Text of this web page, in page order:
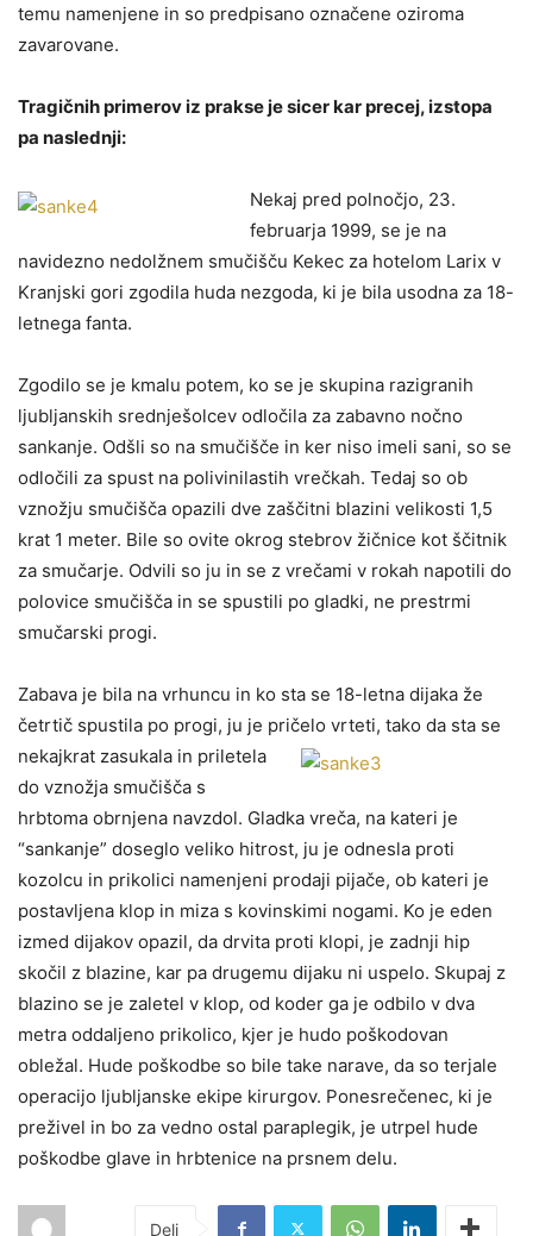
temu namenjene in so predpisano označene oziroma
zavarovane.
Tragičnih primerov iz prakse je sicer kar precej, izstopa
pa naslednji:
Nekaj pred polnočjo, 23.
februarja 1999, se je na
navidezno nedolžnem smučišču Kekec za hotelom Larix v
Kranjski gori zgodila huda nezgoda, ki je bila usodna za 18-
letnega fanta.
Zgodilo se je kmalu potem, ko se je skupina razigranih
ljubljanskih srednješolcev odločila za zabavno nočno
sankanje. Odšli so na smučišče in ker niso imeli sani, so se
odločili za spust na polivinilastih vrečkah. Tedaj so ob
vznožju smučišča opazili dve zaščitni blazini velikosti 1,5
krat 1 meter. Bile so ovite okrog stebrov žičnice kot ščitnik
za smučarje. Odvili so ju in se z vrečami v rokah napotili do
polovice smučišča in se spustili po gladki, ne prestrmi
smučarski progi.
Zabava je bila na vrhuncu in ko sta se 18-letna dijaka že
četrtič spustila po progi, ju je pričelo vrteti, tako da sta se
nekajkrat zasukala in priletela
do vznožja smučišča s
hrbtoma obrnjena navzdol. Gladka vreča, na kateri je
“sankanje” doseglo veliko hitrost, ju je odnesla proti
kozolcu in prikolici namenjeni prodaji pijače, ob kateri je
postavljena klop in miza s kovinskimi nogami. Ko je eden
izmed dijakov opazil, da drvita proti klopi, je zadnji hip
skočil z blazine, kar pa drugemu dijaku ni uspelo. Skupaj z
blazino se je zaletel v klop, od koder ga je odbilo v dva
metra oddaljeno prikolico, kjer je hudo poškodovan
obležal. Hude poškodbe so bile take narave, da so terjale
operacijo ljubljanske ekipe kirurgov. Ponesrečenec, ki je
preživel in bo za vedno ostal paraplegik, je utrpel hude
poškodbe glave in hrbtenice na prsnem delu.